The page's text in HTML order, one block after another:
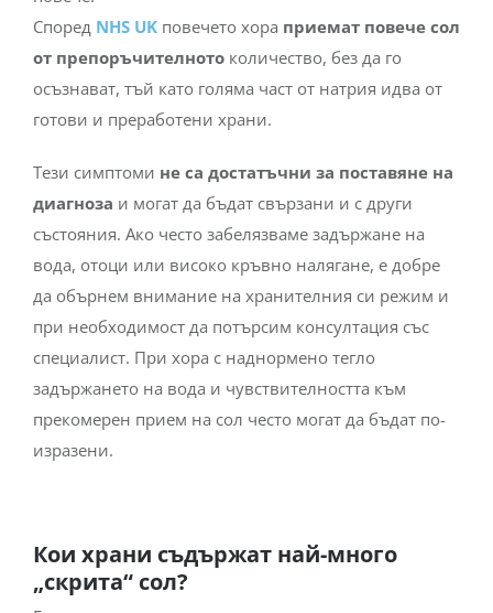
Според NHS UKповечето хора приемат повече сол
от препоръчителнотоколичество, без да го
осъзнават, тъй като голяма част от натрия идва от
готови и преработени храни.
Тези симптоми не са достатъчни за поставяне на
диагноза и могат да бъдат свързани и с други
състояния. Ако често забелязваме задържане на
вода, отоци или високо кръвно налягане, е добре
да обърнем внимание на хранителния си режим и
при необходимост да потърсим консултация със
специалист. При хора с наднормено тегло
задържането на вода и чувствителността към
прекомерен прием на сол често могат да бъдат по-
изразени.
Кои храни съдържат най-много
„скрита“ сол?